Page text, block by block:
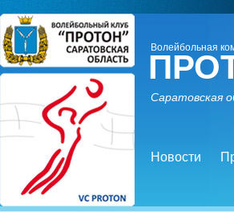
Волейбольная
Саратовская
Новости